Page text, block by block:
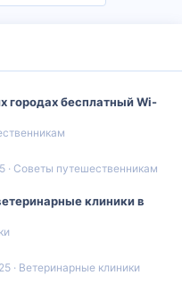
городах бесплатный Wi-
Советы путешественникам
клиники в
Ветеринарные клиники